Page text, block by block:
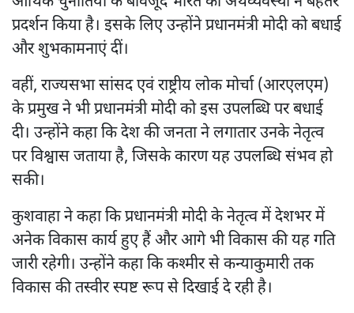
प्रदर्शन किया है। इसके लिए उन्होंने प्रधानमंत्री मोदी को बधाई
और शुभकामनाएं दीं।
वहीं, राज्यसभा सांसद एवं राष्ट्रीय लोक मोर्चा (आरएलएम)
के प्रमुख ने भी प्रधानमंत्री मोदी को इस उपलब्धि पर बधाई
दी। उन्होंने कहा कि देश की जनता ने लगातार उनके नेतृत्व
पर विश्वास जताया है, जिसके कारण यह उपलब्धि संभव हो
सकी।
कुशवाहा ने कहा कि प्रधानमंत्री मोदी के नेतृत्व में देशभर में
अनेक विकास कार्य हुए हैं और आगे भी विकास की यह गति
जारी रहेगी। उन्होंने कहा कि कश्मीर से कन्याकुमारी तक
विकास की तस्वीर स्पष्ट रूप से दिखाई दे रही है।